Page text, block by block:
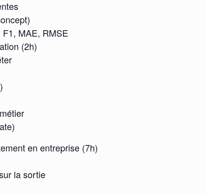
MAE, RMSE
(2h)
en entreprise (7h)
la sortie